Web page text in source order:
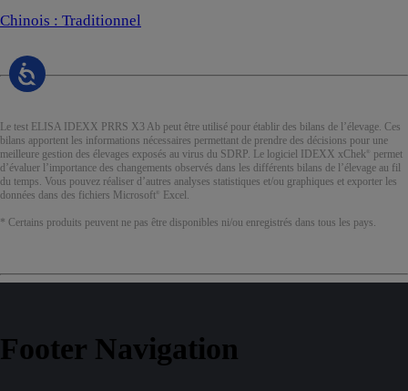
Chinois : Traditionnel
Le test ELISA IDEXX PRRS X3 Ab peut être utilisé pour établir des bilans de l’élevage. Ces
bilans apportent les informations nécessaires permettant de prendre des décisions pour une
meilleure gestion des élevages exposés au virus du SDRP. Le logiciel IDEXX xChek ®
permet
d’évaluer l’importance des changements observés dans les différents bilans de l’élevage au fil
du temps. Vous pouvez réaliser d’autres analyses statistiques et/ou graphiques et exporter les
données dans des fichiers Microsoft ® Excel.
* Certains produits peuvent ne pas être disponibles ni/ou enregistrés dans tous les pays.
Footer Navigation